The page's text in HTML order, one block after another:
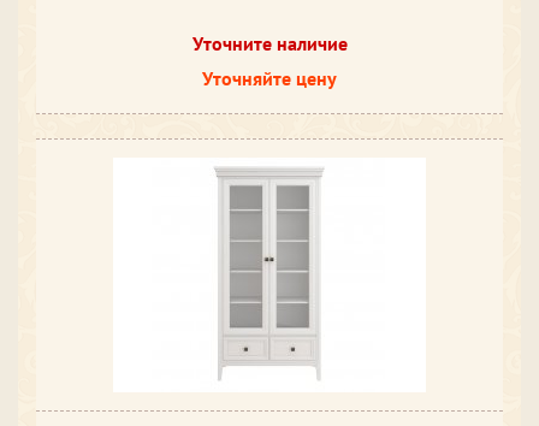
Уточните наличие
Уточняйте цену